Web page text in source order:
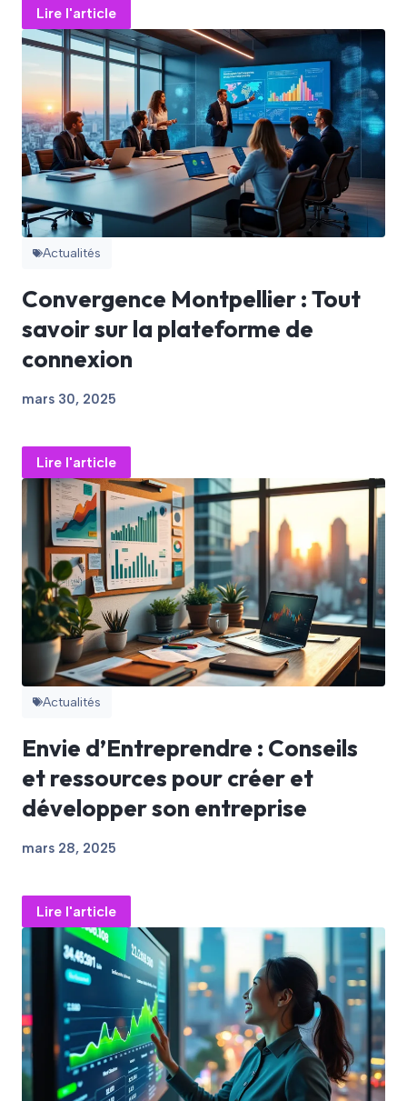
Lire l'article
Actualités
Convergence Montpellier : Tout
savoir sur la plateforme de
connexion
mars 30, 2025
Lire l'article
Actualités
Envie d’Entreprendre : Conseils
et ressources pour créer et
développer son entreprise
mars 28, 2025
Lire l'article